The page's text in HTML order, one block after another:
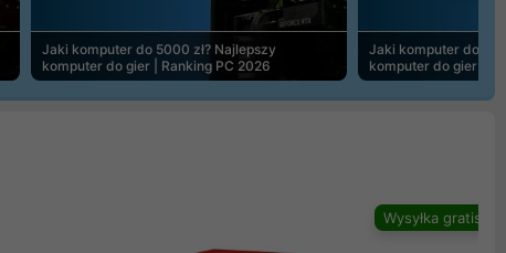
Jaki komputer do 5000 zł? Najlepszy
komputer do gier | Ranking PC 2026
Jaki komputer do
komputer do gier |
Wysyłka gratis